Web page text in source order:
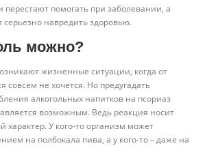
перестают помогать при заболевании, а
навредить здоровью.
можно?
жизненные ситуации, когда от
совсем не хочется. Но предугадать
алкогольных напитков на псориаз
возможным. Ведь реакция носит
характер. У кого-то организм может
на полбокала пива, а у кого-то – даже на